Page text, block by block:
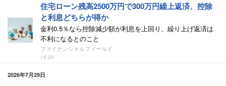
住宅ローン残高2500万円で300万円繰上返済、控除
と利息どちらが得か
金利0.5％なら控除減少額が利息を上回り、繰り上げ返済は
不利になるとのこと
ファイナンシャルフィールド
19:20
2026年7月29日